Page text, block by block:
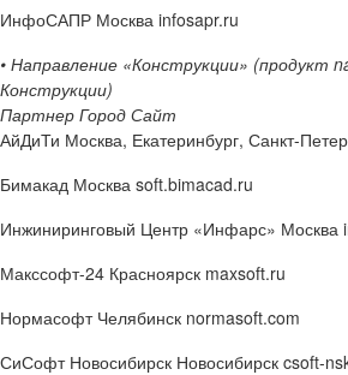
ИнфоСАПР Москва infosapr.ru
• Направление «Конструкции» (продукт
Конструкции)
Партнер Город Сайт
АйДиТи Москва, Екатеринбург, Санкт-
Бимакад Москва soft.bimacad.ru
Инжиниринговый Центр «Инфарс» Москва
Макссофт-24 Красноярск maxsoft.ru
НормасофтЧелябинск normasoft.com
СиСофт Новосибирск Новосибирск csoft-